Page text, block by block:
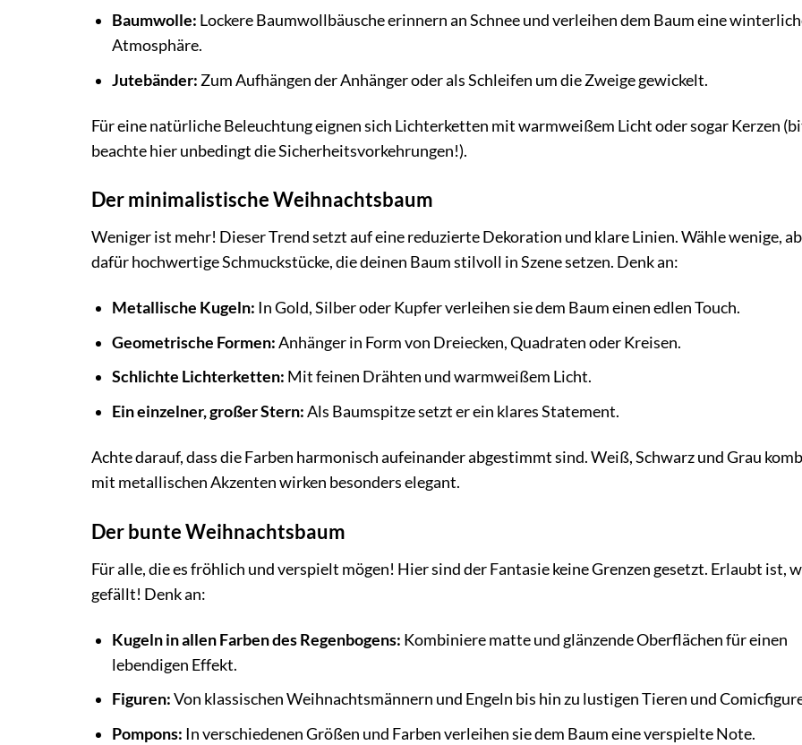
Baumwolle: Lockere Baumwollbäusche erinnern an Schnee und verleihen dem Baum eine
Atmosphäre.
Jutebänder: Zum Aufhängen der Anhänger oder als Schleifen um die Zweige gewickelt.
Für eine natürliche Beleuchtung eignen sich Lichterketten mit warmweißem Licht oder sogar Kerzen
beachte hier unbedingt die Sicherheitsvorkehrungen!).
Der minimalistische Weihnachtsbaum
Weniger ist mehr! Dieser Trend setzt auf eine reduzierte Dekoration und klare Linien. Wähle wenige,
dafür hochwertige Schmuckstücke, die deinen Baum stilvoll in Szene setzen. Denk an:
Metallische Kugeln: In Gold, Silber oder Kupfer verleihen sie dem Baum einen edlen Touch.
Geometrische Formen:Anhänger in Form von Dreiecken, Quadraten oder Kreisen.
Schlichte Lichterketten: Mit feinen Drähten und warmweißem Licht.
Ein einzelner, großer Stern:Als Baumspitze setzt er ein klares Statement.
Achte darauf, dass die Farben harmonisch aufeinander abgestimmt sind. Weiß, Schwarz und Grau
mit metallischen Akzenten wirken besonders elegant.
Der bunte Weihnachtsbaum
Für alle, die es fröhlich und verspielt mögen! Hier sind der Fantasie keine Grenzen gesetzt. Erlaubt ist,
gefällt! Denk an:
Kugeln in allen Farben des Regenbogens: Kombiniere matte und glänzende Oberflächen für einen
lebendigen Effekt.
Figuren:Von klassischen Weihnachtsmännern und Engeln bis hin zu lustigen Tieren und
Pompons: In verschiedenen Größen und Farben verleihen sie dem Baum eine verspielte Note.